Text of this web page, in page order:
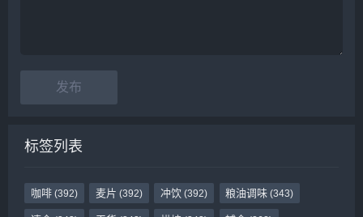
标签列表
咖啡(392) 麦片 (392) 冲饮 (392) 粮油调味 (343)